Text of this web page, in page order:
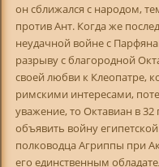
он сближался с народом,
против Ант. Когда же
неудачной войне с
разрыву с благородной
своей любви к Клеопатре,
римскими интересами,
уважение, то Октавиан в 32
объявить войну
полководца Агриппы при
его единственным